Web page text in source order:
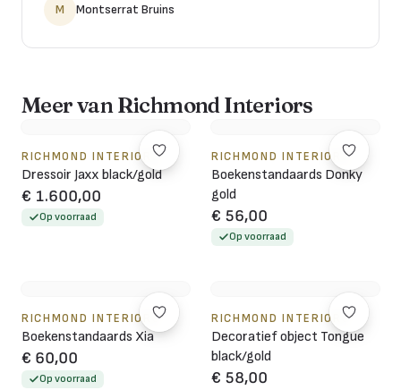
M Montserrat Bruins
Meer van Richmond Interiors
RICHMOND INTERIORS
Dressoir Jaxx black/gold
€ 1.600,00
Op voorraad
RICHMOND INTERIORS
Boekenstandaards Donky
gold
€ 56,00
Op voorraad
RICHMOND INTERIORS
Boekenstandaards Xia
€ 60,00
Op voorraad
RICHMOND INTERIORS
Decoratief object Tongue
black/gold
€ 58,00